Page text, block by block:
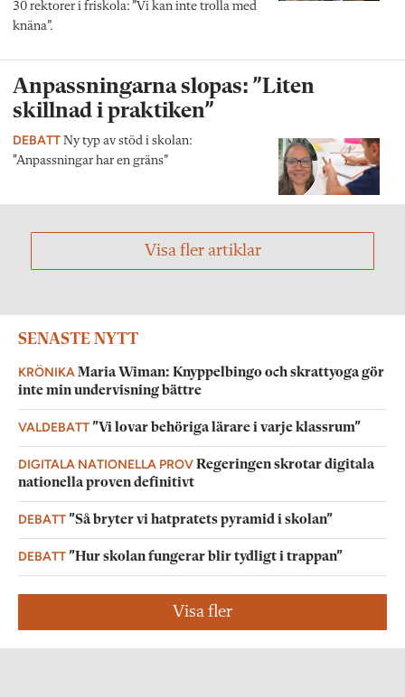
30 rektorer i friskola: ”Vi kan inte trolla med
knäna”.
Anpassningarna slopas: ”Liten
skillnad i praktiken”
DEBATT Ny typ av stöd i skolan:
"Anpassningar har en gräns”
Visa fler artiklar
SENASTE NYTT
KRÖNIKA Maria Wiman: Knyppelbingo och skrattyoga gör
inte min undervisning bättre
VALDEBATT”Vi lovar behöriga lärare i varje klassrum”
DIGITALA NATIONELLA PROVRegeringen skrotar digitala
nationella proven definitivt
DEBATT”Så bryter vi hatpratets pyramid i skolan”
DEBATT”Hur skolan fungerar blir tydligt i trappan”
Visa fler